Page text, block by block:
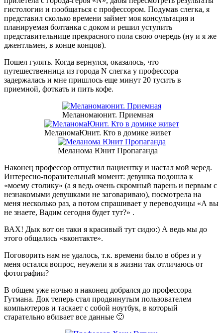
гистологии и пообщаться с профессором. Подумав слегка, я
представил сколько времени займет моя консультация и
планируемая болтанка с доком и решил уступить
представительнице прекрасного пола свою очередь (ну и я же
джентльмен, в конце концов).
Пошел гулять. Когда вернулся, оказалось, что
путешественница из города N слегка у профессора
задержалась и мне пришлось еще минут 20 тусить в
приемной, фоткать и пить кофе.
Меланомаюнит. Приемная
МеланомаЮнит. Кто в домике живет
Меланома Юнит Пропаганда
Наконец профессор отпустил пациентку и настал мой черед.
Интересно-поразительный момент: девушка подошла к
«моему столику» (а я ведь очень скромный парень и первым с
незнакомыми девушками не заговариваю), посмотрела на
меня несколько раз, а потом спрашивает у переводчицы «А вы
не знаете, Вадим сегодня будет тут?» .
ВАХ! Дык вот он таки я красивый тут сидю:) А ведь мы до
этого общались «вконтакте».
Поговорить нам не удалось, т.к. времени было в обрез и у
меня остался вопрос, неужели я в жизни так отличаюсь от
фотографии?
В общем уже ночью я наконец добрался до профессора
Гутмана. Док теперь стал продвинутым пользователем
компьютеров и таскает с собой ноутбук, в который
старательно вбивает все данные 🙂